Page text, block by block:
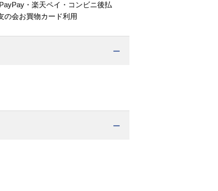
・楽天ペイ・コンビニ後払
の会お買物カード利用